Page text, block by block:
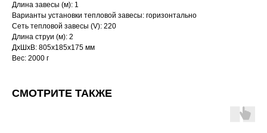
Длина завесы (м): 1
Варианты установки тепловой завесы: горизонтально
Сеть тепловой завесы (V): 220
Длина струи (м): 2
ДxШxВ: 805x185x175 мм
Вес: 2000 г
СМОТРИТЕ ТАКЖЕ